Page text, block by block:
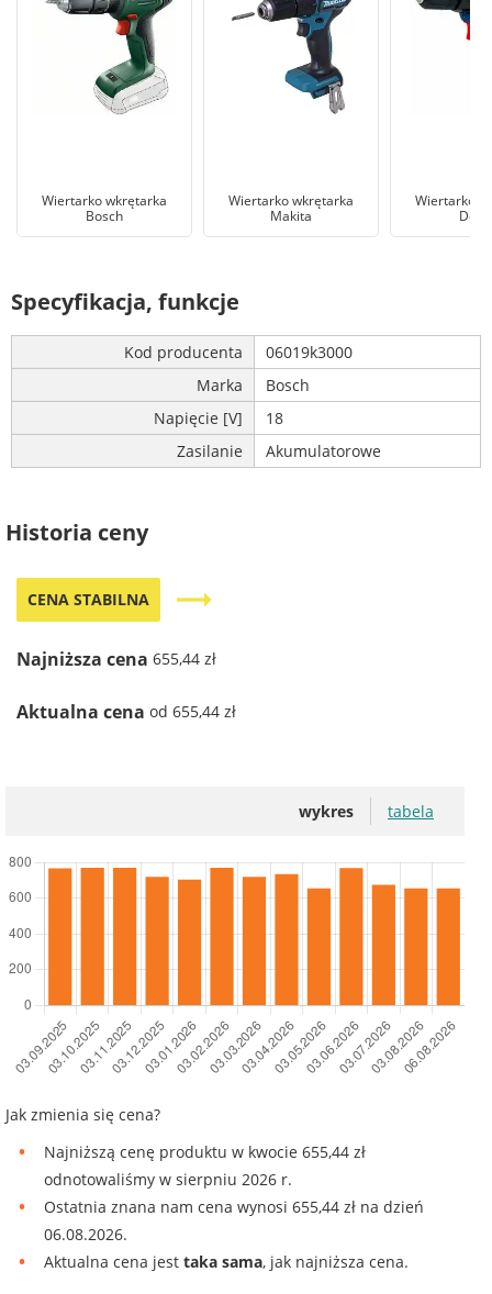
Wiertarko wkrętarka
Bosch
Wiertarko wkrętarka
Makita
Wiertarko
Specyfikacja, funkcje
Kod producenta
06019k3000
Marka
Bosch
Napięcie [V]
18
Zasilanie
Akumulatorowe
Historia ceny
CENA STABILNA trending_flat
Najniższa cena 655,44 zł
Aktualna cena od 655,44 zł
wykres tabela
Jak zmienia się cena?
Najniższą cenę produktu w kwocie 655,44 zł
odnotowaliśmy w sierpniu 2026 r.
Ostatnia znana nam cena wynosi 655,44 zł na dzień
06.08.2026.
Aktualna cena jest taka sama, jak najniższa cena.